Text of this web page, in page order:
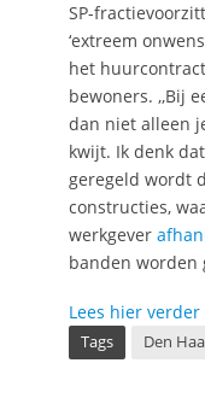
SP-
‘extreem
het
bewoners. ,,Bij
dan niet alleen
kwijt. Ik denk
geregeld wordt
constructies,
werkgever
banden worden
Lees hier
Tags Den